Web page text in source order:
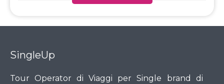
SingleUp
Tour Operator di Viaggi per Single brand di